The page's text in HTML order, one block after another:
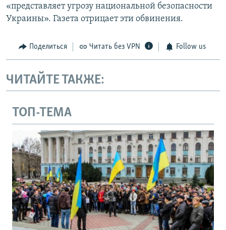
«представляет угрозу национальной безопасности
Украины». Газета отрицает эти обвинения.
Поделиться Читать без VPN Follow us
ЧИТАЙТЕ ТАКЖЕ:
ТОП-ТЕМА